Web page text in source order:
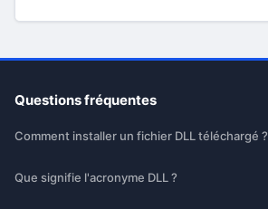
Questions fréquentes
Comment installer un fichier DLL téléchargé ?
Que signifie l'acronyme DLL ?